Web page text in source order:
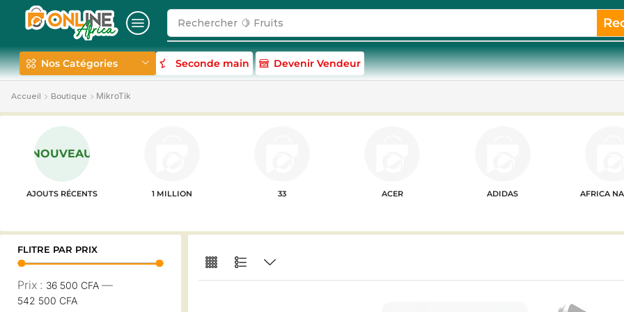
Rechercher 🍋 Fruits
Nos Catégories Seconde main Devenir Vendeur
Accueil Boutique MikroTik
NOUVEAU
AJOUTS RÉCENTS 1 MILLION 33 ACER ADIDAS AFRICA
FLITRE PAR PRIX
Prix : 36 500 CFA —
542 500 CFA